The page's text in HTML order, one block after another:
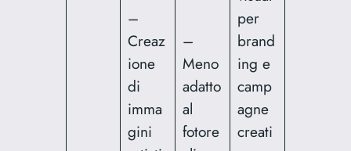
–
Creaz
ione
di
imma
gini
–
Meno
adatto
al
fotore
per
brand
ing e
camp
agne
creati